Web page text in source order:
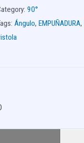
90°
Ángulo, EMPUÑADURA,